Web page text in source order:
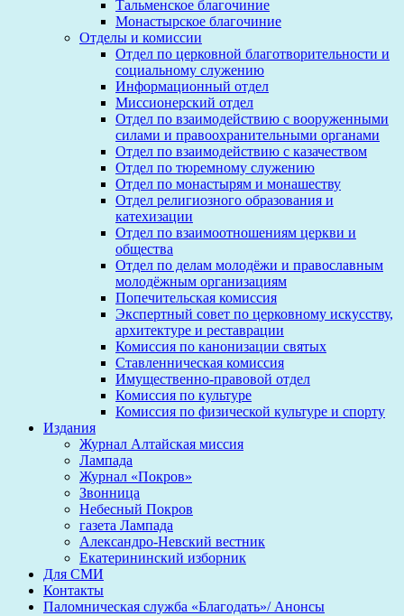
Тальменское благочиние
Монастырское благочиние
Отделы и комиссии
Отдел по церковной благотворительности и
социальному служению
Информационный отдел
Миссионерский отдел
Отдел по взаимодействию с вооруженными
силами и правоохранительными органами
Отдел по взаимодействию с казачеством
Отдел по тюремному служению
Отдел по монастырям и монашеству
Отдел религиозного образования и
катехизации
Отдел по взаимоотношениям церкви и
общества
Отдел по делам молодёжи и православным
молодёжным организациям
Попечительская комиссия
Экспертный совет по церковному искусству,
архитектуре и реставрации
Комиссия по канонизации святых
Ставленническая комиссия
Имущественно-правовой отдел
Комиссия по культуре
Комиссия по физической культуре и спорту
Издания
Журнал Алтайская миссия
Лампада
Журнал «Покров»
Звонница
Небесный Покров
газета Лампада
Александро-Невский вестник
Екатерининский изборник
Для СМИ
Контакты
Паломническая служба «Благодать»/ Анонсы